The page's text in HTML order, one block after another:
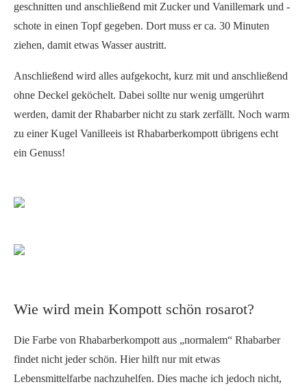
geschnitten und anschließend mit Zucker und Vanillemark und -
schote in einen Topf gegeben. Dort muss er ca. 30 Minuten
ziehen, damit etwas Wasser austritt.
Anschließend wird alles aufgekocht, kurz mit und anschließend
ohne Deckel geköchelt. Dabei sollte nur wenig umgerührt
werden, damit der Rhabarber nicht zu stark zerfällt. Noch warm
zu einer Kugel Vanilleeis ist Rhabarberkompott übrigens echt
ein Genuss!
Wie wird mein Kompott schön rosarot?
Die Farbe von Rhabarberkompott aus „normalem“ Rhabarber
findet nicht jeder schön. Hier hilft nur mit etwas
Lebensmittelfarbe nachzuhelfen. Dies mache ich jedoch nicht,